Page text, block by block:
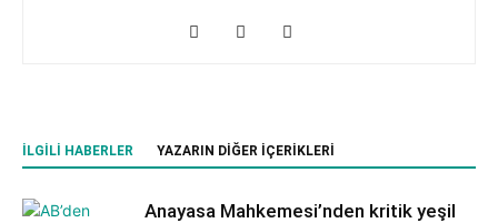
İLGILI HABERLER YAZARIN DIĞER İÇERIKLERI
Anayasa Mahkemesi’nden kritik yeşil